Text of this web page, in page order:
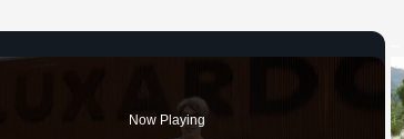
Now Playing